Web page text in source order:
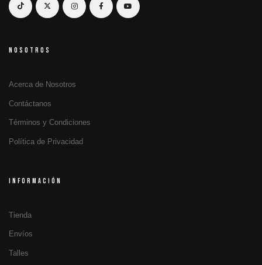
NOSOTROS
Acerca de Nosotros
Contáctanos
Términos y Condiciones
Política de Privacidad
INFORMACIÓN
Tienda
Envíos
Talles